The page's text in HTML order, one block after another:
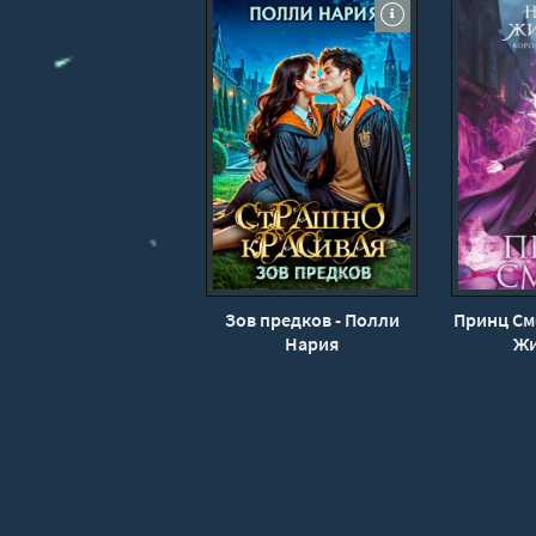
19
20
21
22
23
24
25
Зов предков - Полли
Нария
Принц